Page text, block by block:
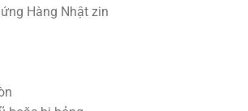
Hàng Nhật zin